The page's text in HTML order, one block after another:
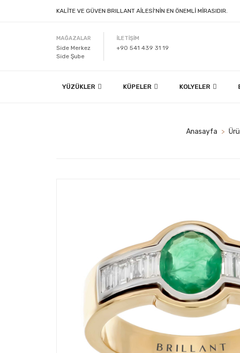
KALİTE VE GÜVEN BRILLANT AİLESİ'NİN EN ÖNEMLİ MİRASIDIR.
MAĞAZALAR
Side Merkez
Side Şube
İLETİŞİM
+90 541 439 31 19
YÜZÜKLER KÜPELER KOLYELER
Anasayfa >